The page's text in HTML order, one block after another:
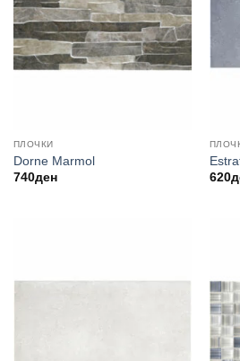
ПЛОЧКИ
Dorne Marmol
740ден
620